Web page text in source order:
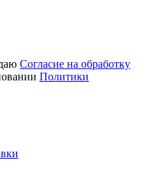
Согласие на обработку
Политики